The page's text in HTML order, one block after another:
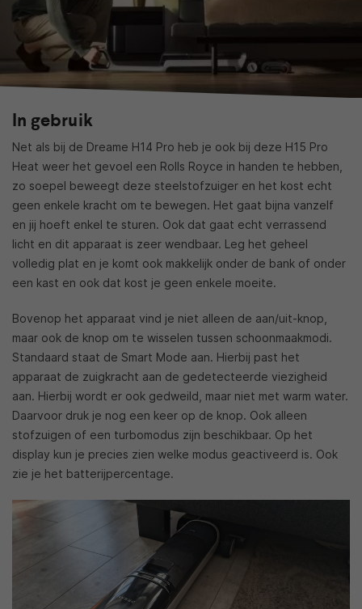
In gebruik
Net als bij de Dreame H14 Pro heb je ook bij deze H15 Pro
Heat weer het gevoel een Rolls Royce in handen te hebben,
zo soepel beweegt deze steelstofzuiger en het kost echt
geen enkele kracht om te bewegen. Het gaat bijna vanzelf
en jij hoeft enkel te sturen. Ook dat gaat echt verrassend
licht en dit apparaat is zeer wendbaar. Leg het geheel
volledig plat en je komt ook makkelijk onder de bank of onder
een kast en ook dat kost je geen enkele moeite.
Bovenop het apparaat vind je niet alleen de aan/uit-knop,
maar ook de knop om te wisselen tussen schoonmaakmodi.
Standaard staat de Smart Mode aan. Hierbij past het
apparaat de zuigkracht aan de gedetecteerde viezigheid
aan. Hierbij wordt er ook gedweild, maar niet met warm water.
Daarvoor druk je nog een keer op de knop. Ook alleen
stofzuigen of een turbomodus zijn beschikbaar. Op het
display kun je precies zien welke modus geactiveerd is. Ook
zie je het batterijpercentage.